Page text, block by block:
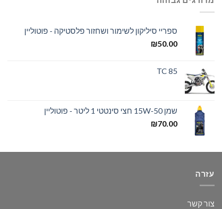
ספריי סיליקון לשימור ושחזור פלסטיקה - פוטוליין
₪50.00
TC 85
שמן 15W-50 חצי סינטטי 1 ליטר - פוטוליין
₪70.00
עזרה
צור קשר